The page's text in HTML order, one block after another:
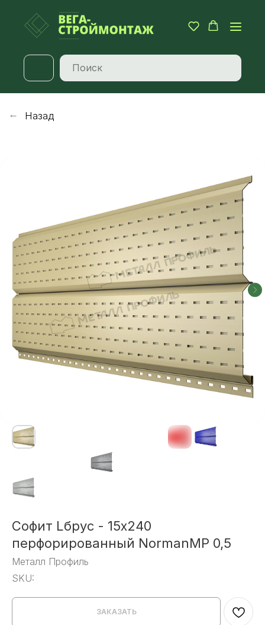
Назад
Софит Lбрус - 15х240
перфорированный NormanMP 0,5
Металл Профиль
SKU:
ЗАКАЗАТЬ